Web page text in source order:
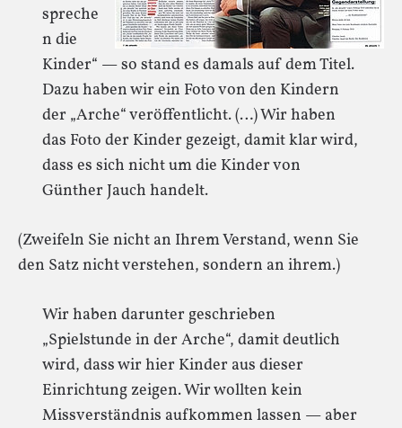
spreche
n die
Kinder“ — so stand es damals auf dem Titel.
Dazu haben wir ein Foto von den Kindern
der „Arche“ veröffentlicht. (…) Wir haben
das Foto der Kinder gezeigt, damit klar wird,
dass es sich nicht um die Kinder von
Günther Jauch handelt.
(Zweifeln Sie nicht an Ihrem Verstand, wenn Sie
den Satz nicht verstehen, sondern an ihrem.)
Wir haben darunter geschrieben
„Spielstunde in der Arche“, damit deutlich
wird, dass wir hier Kinder aus dieser
Einrichtung zeigen. Wir wollten kein
Missverständnis aufkommen lassen — aber